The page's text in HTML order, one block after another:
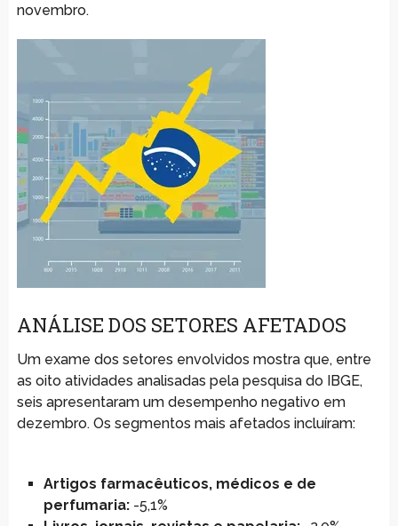
novembro.
ANÁLISE DOS SETORES AFETADOS
Um exame dos setores envolvidos mostra que, entre
as oito atividades analisadas pela pesquisa do IBGE,
seis apresentaram um desempenho negativo em
dezembro. Os segmentos mais afetados incluíram:
Artigos farmacêuticos, médicos e de
perfumaria:-5,1%